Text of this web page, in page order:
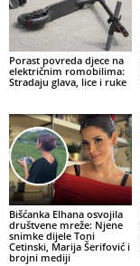
Porast povreda djece na
električnim romobilima:
Stradaju glava, lice i ruke
Bišćanka Elhana osvojila
društvene mreže: Njene
snimke dijele Toni
Cetinski, Marija Šerifović i
brojni mediji